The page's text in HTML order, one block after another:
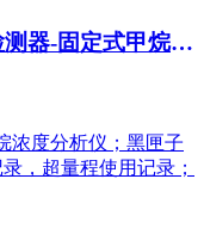
器-固定式甲烷浓
浓度分析仪；黑匣子
，超量程使用记录；